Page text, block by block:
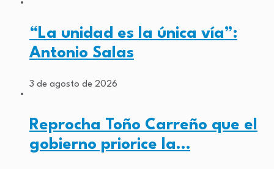
“La unidad es la única vía”:
Antonio Salas
3 de agosto de 2026
Reprocha Toño Carreño que el
gobierno priorice la…